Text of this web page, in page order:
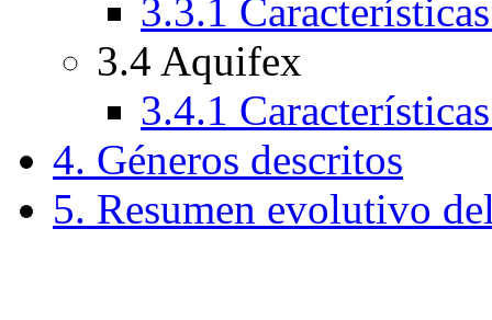
3.3.1
3.4 Aquifex
3.4.1
4. Géneros descritos
5. Resumen evolutivo